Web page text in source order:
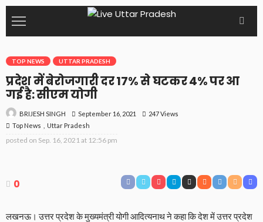
TOP NEWS UTTAR PRADESH
प्रदेश में बेरोजगारी दर 17% से घटकर 4% पर आ
गई है: सीएम योगी
BRIJESH SINGH September 16, 2021
247 Views
Top News
Uttar Pradesh
posted on Sep. 16, 2021 at 12:56 pm
0
लखनऊ। उत्तर प्रदेश के मुख्यमंत्री योगी आदित्यनाथ ने कहा कि देश में उत्तर प्रदेश